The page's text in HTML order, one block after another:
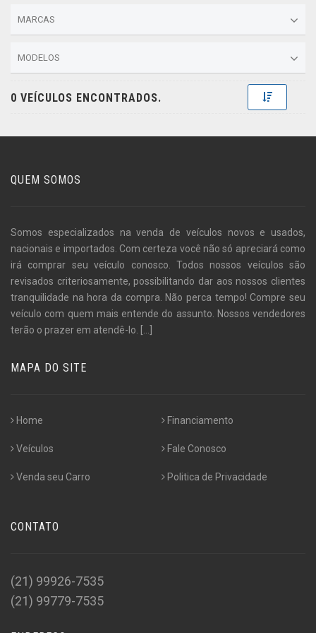
MARCAS
MODELOS
0 VEÍCULOS ENCONTRADOS. Toggle
QUEM SOMOS
Somos especializados na venda de veículos novos e usados,
nacionais e importados. Com certeza você não só apreciará como
irá comprar seu veículo conosco. Todos nossos veículos são
revisados criteriosamente, possibilitando dar aos nossos clientes
tranquilidade na hora da compra. Não perca tempo! Compre seu
veículo com quem mais entende do assunto. Nossos vendedores
terão o prazer em atendê-lo.
MAPA DO SITE
Home
Veículos
Venda seu Carro
Financiamento
Fale Conosco
Politica de Privacidade
CONTATO
(21) 99926-7535
(21) 99779-7535